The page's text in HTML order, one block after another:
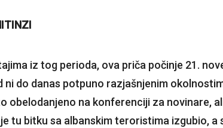
iz tog perioda, ova priča počinje 21.
ni do danas potpuno razjašnjenim
obelodanjeno na konferenciji za novinare,
tu bitku sa albanskim teroristima izgubio, a